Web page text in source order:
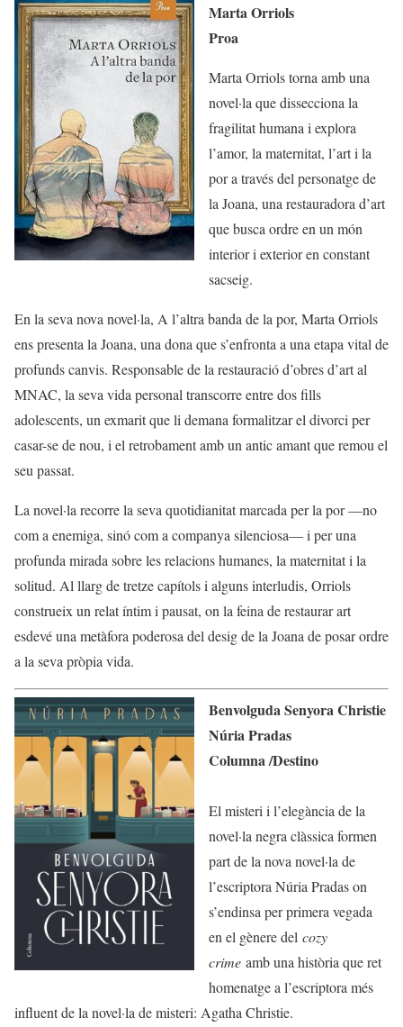
Marta Orriols
Proa
Marta Orriols torna amb una
novel·la que dissecciona la
fragilitat humana i explora
l’amor, la maternitat, l’art i la
por a través del personatge de
la Joana, una restauradora d’art
que busca ordre en un món
interior i exterior en constant
sacseig.
En la seva nova novel·la, A l’altra banda de la por, Marta Orriols
ens presenta la Joana, una dona que s’enfronta a una etapa vital de
profunds canvis. Responsable de la restauració d’obres d’art al
MNAC, la seva vida personal transcorre entre dos fills
adolescents, un exmarit que li demana formalitzar el divorci per
casar-se de nou, i el retrobament amb un antic amant que remou el
seu passat.
La novel·la recorre la seva quotidianitat marcada per la por —no
com a enemiga, sinó com a companya silenciosa— i per una
profunda mirada sobre les relacions humanes, la maternitat i la
solitud. Al llarg de tretze capítols i alguns interludis, Orriols
construeix un relat íntim i pausat, on la feina de restaurar art
esdevé una metàfora poderosa del desig de la Joana de posar ordre
a la seva pròpia vida.
Benvolguda Senyora Christie
Núria Pradas
Columna /Destino
El misteri i l’elegància de la
novel·la negra clàssica formen
part de la nova novel·la de
l’escriptora Núria Pradas on
s’endinsa per primera vegada
en el gènere del cozy
crime amb una història que ret
homenatge a l’escriptora més
influent de la novel·la de misteri: Agatha Christie.